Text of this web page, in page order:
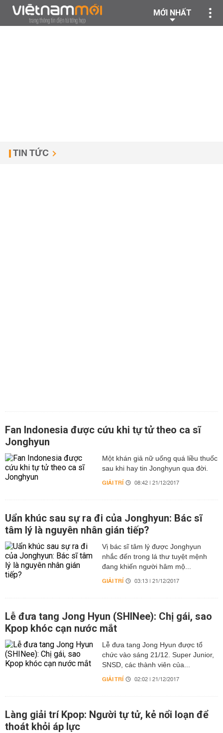
MỚI NHẤT
TIN TỨC
Fan Indonesia được cứu khi tự tử theo ca sĩ
Jonghyun
Một khán giả nữ uống quá liều thuốc
sau khi hay tin Jonghyun qua đời.
GIẢI TRÍ 08:42 | 21/12/2017
Uẩn khúc sau sự ra đi của Jonghyun: Bác sĩ
tâm lý là nguyên nhân gián tiếp?
Vị bác sĩ tâm lý được Jonghyun
nhắc đến trong lá thư tuyệt mệnh
đang khiến người hâm mộ...
GIẢI TRÍ 03:13 | 21/12/2017
Lễ đưa tang Jong Hyun (SHINee): Chị gái, sao
Kpop khóc cạn nước mắt
Lễ đưa tang Jong Hyun được tổ
chức vào sáng 21/12. Super Junior,
SNSD, các thành viên của...
GIẢI TRÍ 02:02 | 21/12/2017
Làng giải trí Kpop: Người tự tử, kẻ nổi loạn để
thoát khỏi áp lực